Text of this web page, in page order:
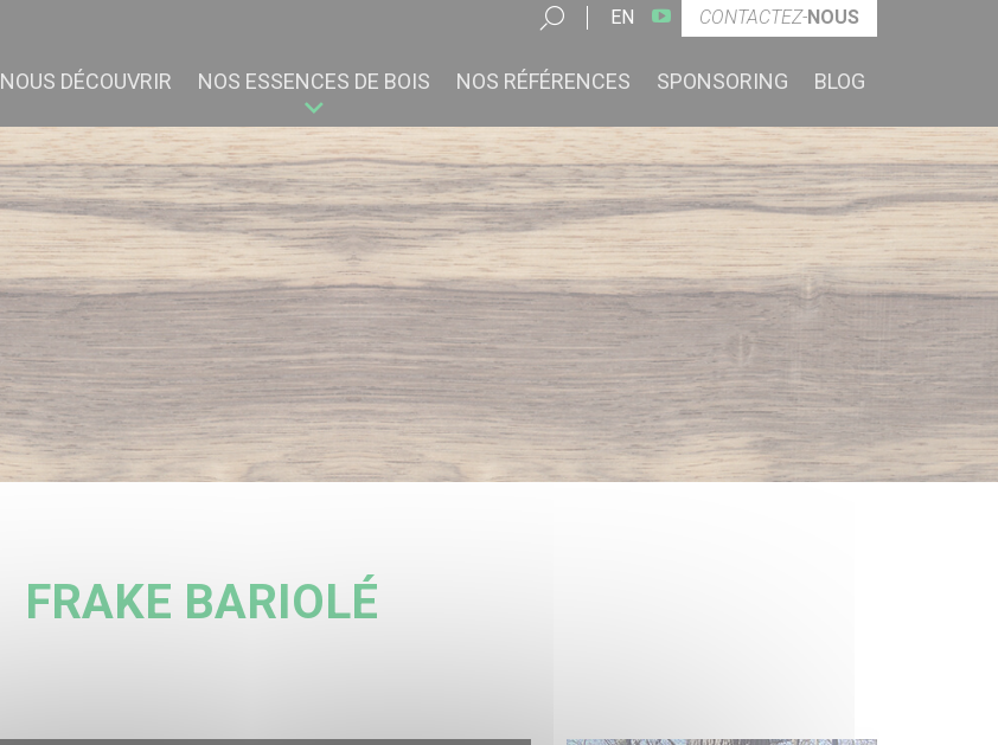
Chercher EN YoutubeCONTACTEZ-NOUS
NOUS DÉCOUVRIR NOS ESSENCES DE BOIS NOS RÉFÉRENCES SPONSORING BLOG
FRAKE BARIOLÉ